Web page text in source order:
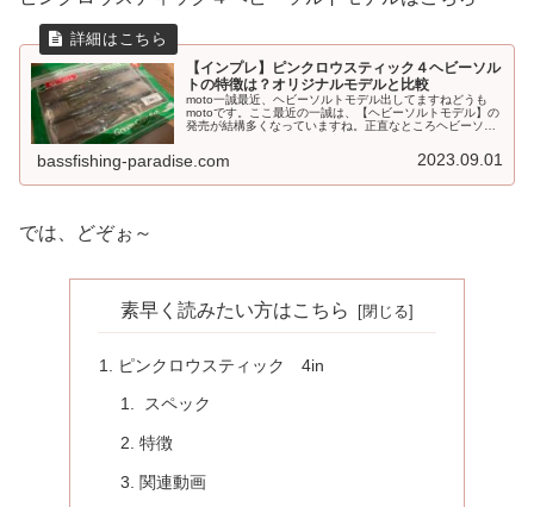
【インプレ】ピンクロウスティック４ヘビーソル
トの特徴は？オリジナルモデルと比較
moto一誠最近、ヘビーソルトモデル出してますねどうも
motoです。ここ最近の一誠は、【ヘビーソルトモデル】の
発売が結構多くなっていますね。正直なところヘビーソル
bassfishing-paradise.com 2023.09.01
では、どぞぉ～
素早く読みたい方はこちら
ピンクロウスティック 4in
スペック
特徴
関連動画